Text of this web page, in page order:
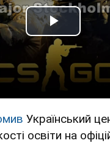
Play
Український
освіти на